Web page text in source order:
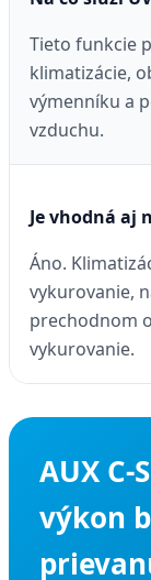
Tieto funkcie
klimatizácie,
výmenníku a
vzduchu.
Je vhodná aj
Áno.
vykurovanie,
prechodnom
vykurovanie.
AUX C-
výkon